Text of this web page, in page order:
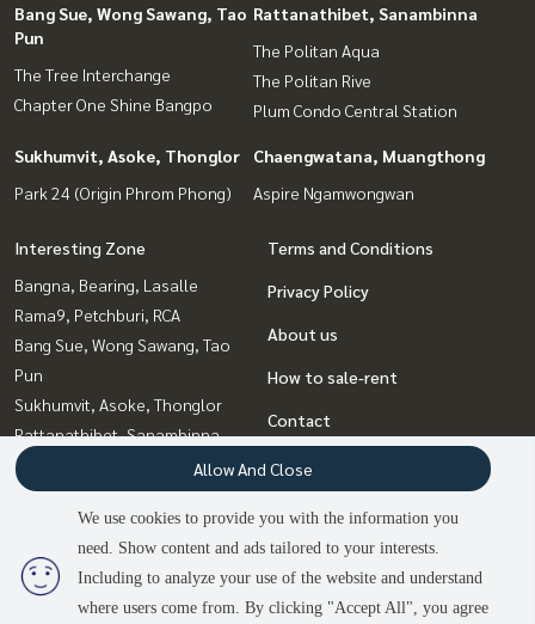
2 people are viewing
Bang Sue, Wong Sawang, Tao
Pun
The Tree Interchange
Chapter One Shine Bangpo
Rattanathibet, Sanambinna
The Politan Aqua
The Politan Rive
Plum Condo Central Station
Sukhumvit, Asoke, Thonglor
Park 24 (Origin Phrom Phong)
Chaengwatana, Muangthong
Aspire Ngamwongwan
Interesting Zone
Bangna, Bearing, Lasalle
Rama9, Petchburi, RCA
Bang Sue, Wong Sawang, Tao
Pun
Sukhumvit, Asoke, Thonglor
Rattanathibet, Sanambinna
Chaengwatana, Muangthong
Ladprao, Central Ladprao
Witthayu, Chidlom, Langsuan,
Ploenchit
Terms and Conditions
Privacy Policy
About us
How to sale-rent
Contact
We use cookies to provide you with the information you
need. Show content and ads tailored to your interests.
Including to analyze your use of the website and understand
where users come from. By clicking "Accept All", you agree
Allow And Close